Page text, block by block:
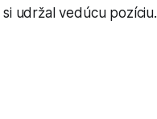
udržal vedúcu pozíciu.